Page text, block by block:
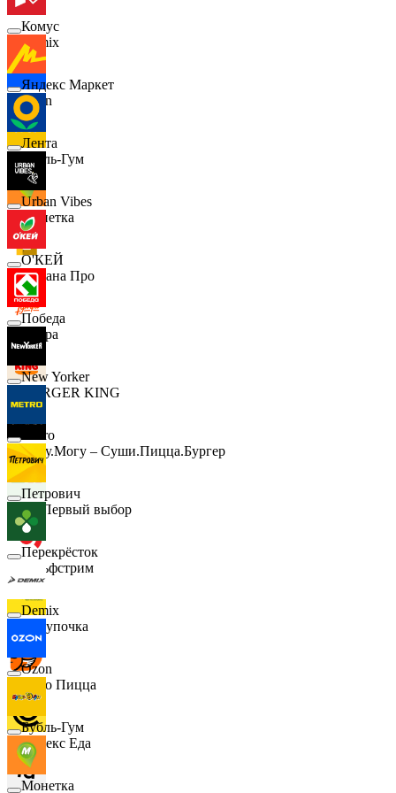
Demix
Ozon
Бубль-Гум
Монетка
Лемана Про
7 утра
BURGER KING
Хочу.Могу – Суши.Пицца.Бургер
B1 Первый выбор
Гольфстрим
Покупочка
Додо Пицца
Яндекс Еда
Комус
Яндекс Маркет
Лента
Urban Vibes
О'КЕЙ
Победа
New Yorker
Metro
Петрович
Перекрёсток
Demix
Ozon
Бубль-Гум
Монетка